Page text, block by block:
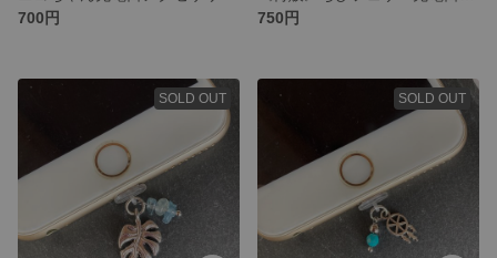
700円
750円
SOLD OUT SOLD OUT